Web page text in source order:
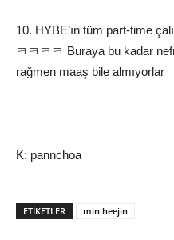
10. HYBE’ın tüm part-time
ㅋㅋㅋㅋ Buraya bu kadar
rağmen maaş bile almıyorlar
–
K: pannchoa
ETIKETLER min heejin